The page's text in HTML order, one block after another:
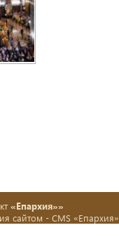
«Епархия»»
сайтом - CMS «Епархия»